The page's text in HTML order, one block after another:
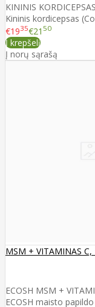
KININIS
Kininis kordicepsas
€1935€21 50
Į krepšelį
Į norų sąrašą
MSM + VITAMINAS
ECOSH MSM +
ECOSH maisto